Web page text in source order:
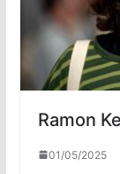
Ramon
01/05/2025